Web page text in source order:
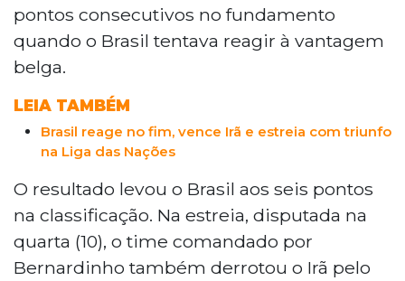
no sábado e a Argentina no domingo.
pontos consecutivos no fundamento
quando o Brasil tentava reagir à vantagem
belga.
LEIA TAMBÉM
Brasil reage no fim, vence Irã e estreia com triunfo
na Liga das Nações
O resultado levou o Brasil aos seis pontos
na classificação. Na estreia, disputada na
quarta (10), o time comandado por
Bernardinho também derrotou o Irã pelo